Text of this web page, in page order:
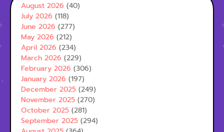
August 2026 (40)
July 2026 (118)
June 2026 (277)
May 2026 (212)
April 2026 (234)
March 2026 (229)
February 2026 (306)
January 2026 (197)
December 2025 (249)
November 2025 (270)
October 2025 (281)
September 2025 (294)